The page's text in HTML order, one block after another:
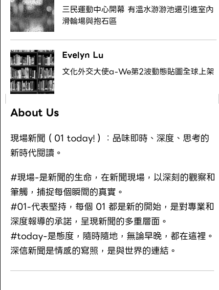
三民運動中心開幕 有溫水游游池還引進室內
滑輪場與抱石區
Evelyn Lu
文化外交大使a-We第2波動態貼圖全球上架
About Us
現場新聞（01 today!）：品味即時、深度、思考的
新時代閱讀。
#現場-是新聞的生命，在新聞現場，以深刻的觀察和
筆觸，捕捉每個瞬間的真實。
#01-代表堅持，每個 01 都是新的開始，是對專業和
深度報導的承諾，呈現新聞的多重層面。
#today-是態度，隨時隨地，無論早晚，都在這裡。
深信新聞是情感的寫照，是與世界的連結。